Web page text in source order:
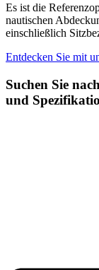
Es ist die
nautischen
einschließlich
Entdecken Sie mit
Suchen Sie
und